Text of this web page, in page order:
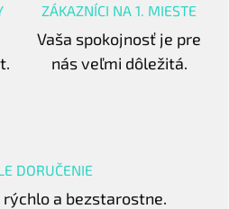
ZÁKAZNÍCI NA 1. MIESTE
Vaša spokojnosť je pre
nás veľmi dôležitá.
DORUČENIE
a bezstarostne.